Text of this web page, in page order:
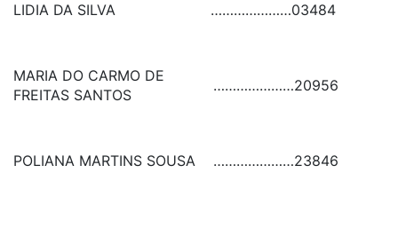
LIDIA DA SILVA …………………03484
MARIA DO CARMO DE
FREITAS SANTOS
…………………20956
POLIANA MARTINS SOUSA …………………23846